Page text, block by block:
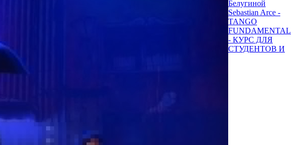
Белугиной
Sebastian Arce -
TANGO
FUNDAMENTAL
- КУРС ДЛЯ
СТУДЕНТОВ И